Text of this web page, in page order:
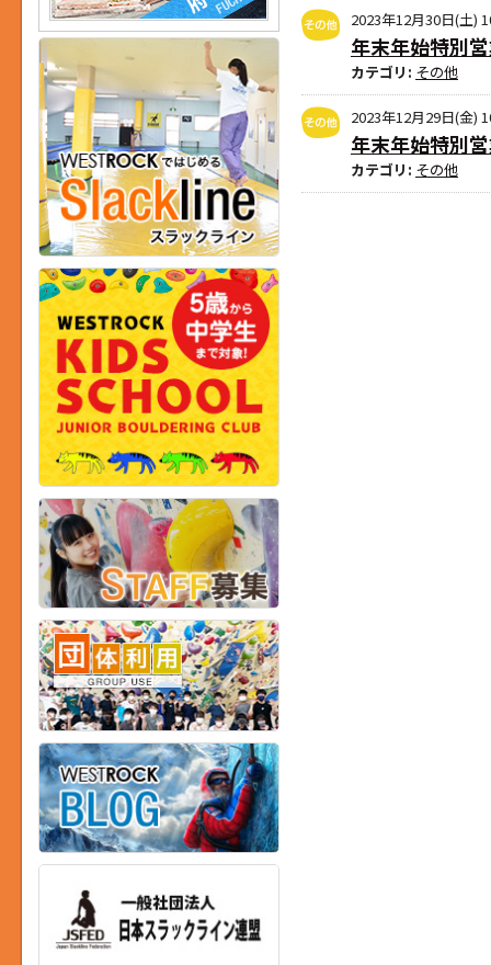
2023年12月30日(土)
年末年始特別
カテゴリ: その他
2023年12月29日(金)
年末年始特別
カテゴリ: その他